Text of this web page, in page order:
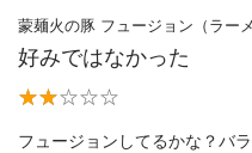
蒙麺火の豚 フュージョン（ラー
好みではなかった
フュージョンしてるかな？バ